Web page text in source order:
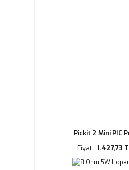
Pickit 2 Mini PIC
Fiyat :1.427,73